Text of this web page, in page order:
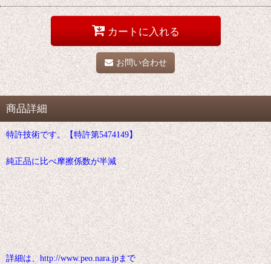
カートに入れる
お問い合わせ
商品詳細
特許技術です。【特許第5474149】
純正品に比べ摩擦係数が半減
詳細は、http://www.peo.nara.jpまで